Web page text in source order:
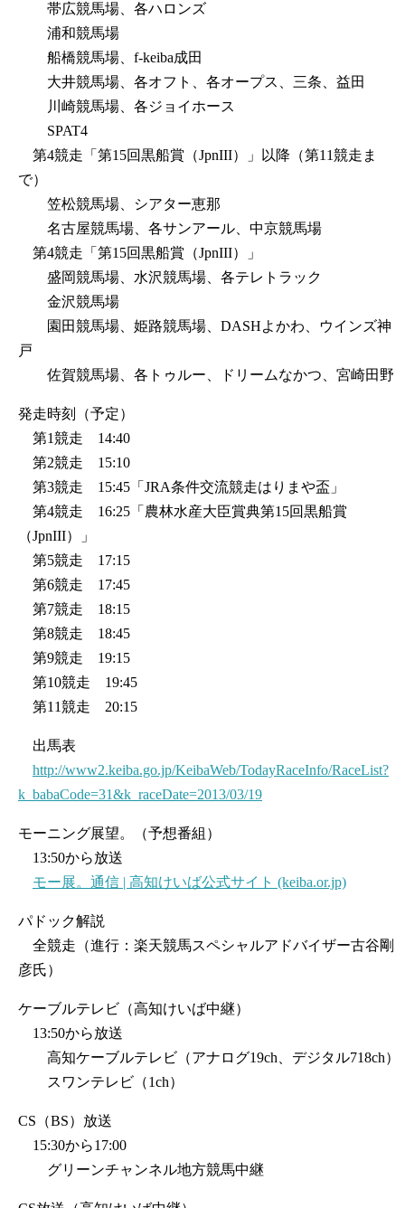
帯広競馬場、各ハロンズ
浦和競馬場
船橋競馬場、f-keiba成田
大井競馬場、各オフト、各オープス、三条、益田
川崎競馬場、各ジョイホース
SPAT4
第4競走「第15回黒船賞（JpnIII）」以降（第11競走ま
で）
笠松競馬場、シアター恵那
名古屋競馬場、各サンアール、中京競馬場
第4競走「第15回黒船賞（JpnIII）」
盛岡競馬場、水沢競馬場、各テレトラック
金沢競馬場
園田競馬場、姫路競馬場、DASHよかわ、ウインズ神
戸
佐賀競馬場、各トゥルー、ドリームなかつ、宮崎田野
発走時刻（予定）
第1競走 14:40
第2競走 15:10
第3競走 15:45「JRA条件交流競走はりまや盃」
第4競走 16:25「農林水産大臣賞典第15回黒船賞
（JpnIII）」
第5競走 17:15
第6競走 17:45
第7競走 18:15
第8競走 18:45
第9競走 19:15
第10競走 19:45
第11競走 20:15
出馬表
http://www2.keiba.go.jp/KeibaWeb/TodayRaceInfo/RaceList?
k_babaCode=31&k_raceDate=2013/03/19
モーニング展望。（予想番組）
13:50から放送
モー展。通信 | 高知けいば公式サイト (keiba.or.jp)
パドック解説
全競走（進行：楽天競馬スペシャルアドバイザー古谷剛
彦氏）
ケーブルテレビ（高知けいば中継）
13:50から放送
高知ケーブルテレビ（アナログ19ch、デジタル718ch）
スワンテレビ（1ch）
CS（BS）放送
15:30から17:00
グリーンチャンネル地方競馬中継